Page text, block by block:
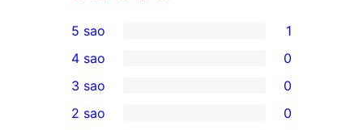
1
5-
star
review
5 sao 1
4-
star
4 sao 0
0
3-
3 sao 0
2 sao 0